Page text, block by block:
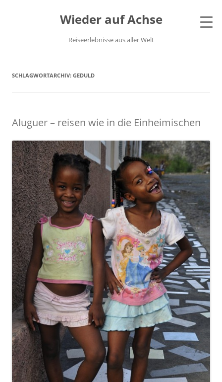
Wieder auf Achse
Reiseerlebnisse aus aller Welt
SCHLAGWORTARCHIV: GEDULD
Aluguer – reisen wie in die Einheimischen